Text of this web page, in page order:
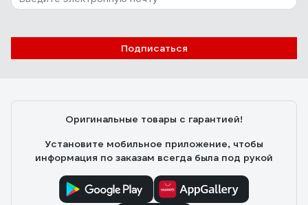
Подписаться
Оригинальные товары с гарантией!
Установите мобильное приложение, чтобы
информация по заказам всегда была под рукой